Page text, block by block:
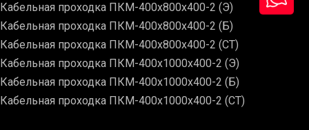
Кабельная проходка ПКМ-400х800х400-2 (Э)
Кабельная проходка ПКМ-400х800х400-2 (Б)
Кабельная проходка ПКМ-400х800х400-2 (СТ)
Кабельная проходка ПКМ-400х1000х400-2 (Э)
Кабельная проходка ПКМ-400х1000х400-2 (Б)
Кабельная проходка ПКМ-400х1000х400-2 (СТ)